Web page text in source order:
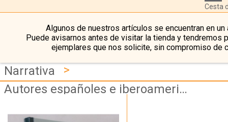
Cesta
Algunos de nuestros artículos se encuentran en un
Puede avisarnos antes de visitar la tienda y tendremos
ejemplares que nos solicite, sin compromiso de
Narrativa
>
Autores españoles e iberoamericanos